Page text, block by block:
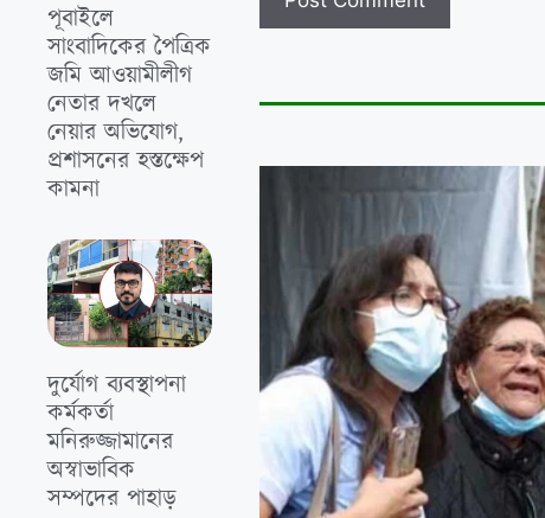
পূবাইলে
সাংবাদিকের পৈত্রিক
জমি আওয়ামীলীগ
নেতার দখলে
নেয়ার অভিযোগ,
প্রশাসনের হস্তক্ষেপ
কামনা
দুর্যোগ ব্যবস্থাপনা
কর্মকর্তা
মনিরুজ্জামানের
অস্বাভাবিক
সম্পদের পাহাড়